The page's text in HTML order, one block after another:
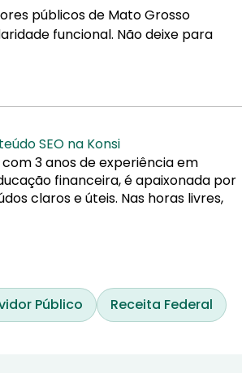
públicos de Mato Grosso
funcional. Não deixe para
SEO na Konsi
com 3 anos de experiência em
financeira, é apaixonada por
claros e úteis. Nas horas livres,
Público Receita Federal